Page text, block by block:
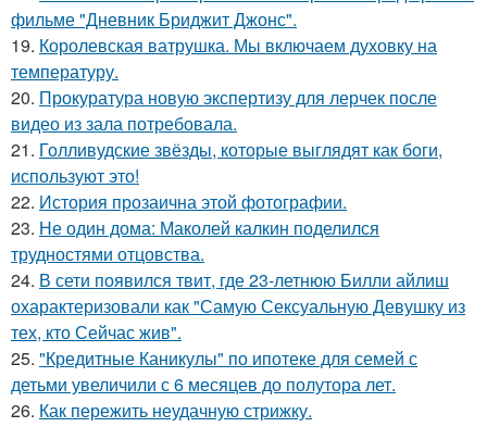
фильме "Дневник Бриджит Джонс".
19. Королевская ватрушка. Мы включаем духовку на
температуру.
20. Прокуратура новую экспертизу для лерчек после
видео из зала потребовала.
21. Голливудские звёзды, которые выглядят как боги,
используют это!
22. История прозаична этой фотографии.
23. Не один дома: Маколей калкин поделился
трудностями отцовства.
24. В сети появился твит, где 23-летнюю Билли айлиш
охарактеризовали как "Самую Сексуальную Девушку из
тех, кто Сейчас жив".
25. "Кредитные Каникулы" по ипотеке для семей с
детьми увеличили с 6 месяцев до полутора лет.
26. Как пережить неудачную стрижку.